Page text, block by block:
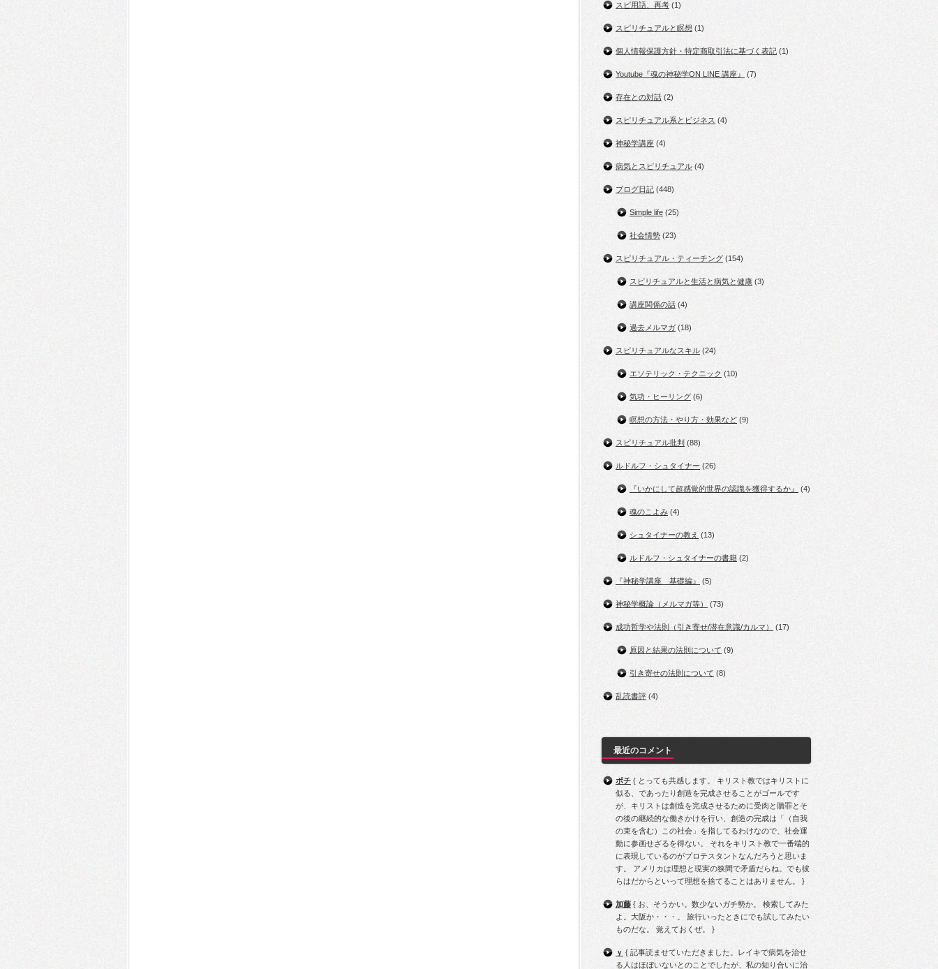
スピ用語、再考 (1)
スピリチュアルと瞑想 (1)
個人情報保護方針・特定商取引法に基づく表記 (1)
Youtube『魂の神秘学ON LINE 講座』 (7)
存在との対話 (2)
スピリチュアル系とビジネス (4)
神秘学講座 (4)
病気とスピリチュアル (4)
ブログ日記 (448)
Simple life (25)
社会情勢 (23)
スピリチュアル・ティーチング (154)
スピリチュアルと生活と病気と健康 (3)
講座関係の話 (4)
過去メルマガ (18)
スピリチュアルなスキル (24)
エソテリック・テクニック (10)
気功・ヒーリング (6)
瞑想の方法・やり方・効果など (9)
スピリチュアル批判 (88)
ルドルフ・シュタイナー (26)
『いかにして超感覚的世界の認識を獲得するか』 (4)
魂のこよみ (4)
シュタイナーの教え (13)
ルドルフ・シュタイナーの書籍 (2)
『神秘学講座 基礎編』 (5)
神秘学概論（メルマガ等） (73)
成功哲学や法則（引き寄せ/潜在意識/カルマ） (17)
原因と結果の法則について (9)
引き寄せの法則について (8)
乱読書評 (4)
最近のコメント
ポチ { とっても共感します。 キリスト教ではキリストに
似る、であったり創造を完成させることがゴールです
が、キリストは創造を完成させるために受肉と贖罪とそ
の後の継続的な働きかけを行い、創造の完成は「（自我
の束を含む）この社会」を指してるわけなので、社会運
動に参画せざるを得ない。 それをキリスト教で一番端的
に表現しているのがプロテスタントなんだろうと思いま
す。 アメリカは理想と現実の狭間で矛盾だらね。でも彼
らはだからといって理想を捨てることはありません。 }
加藤 { お、そうかい。数少ないガチ勢か。 検索してみた
よ。大阪か・・・。 旅行いったときにでも試してみたい
ものだな。 覚えておくぜ。 }
ｙ { 記事読ませていただきました。レイキで病気を治せ
る人はほぼいないとのことでしたが、私の知り合いに治